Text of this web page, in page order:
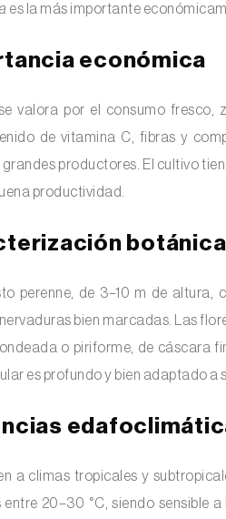
es la más importante
económica
valora por el consumo fresco,
de vitamina C, fibras y
productores. El cultivo
productividad.
botánica
perenne, de 3–10 m de altura,
bien marcadas. Las
o piriforme, de cáscara
es profundo y bien adaptado a
a climas tropicales y
20–30 °C, siendo sensible